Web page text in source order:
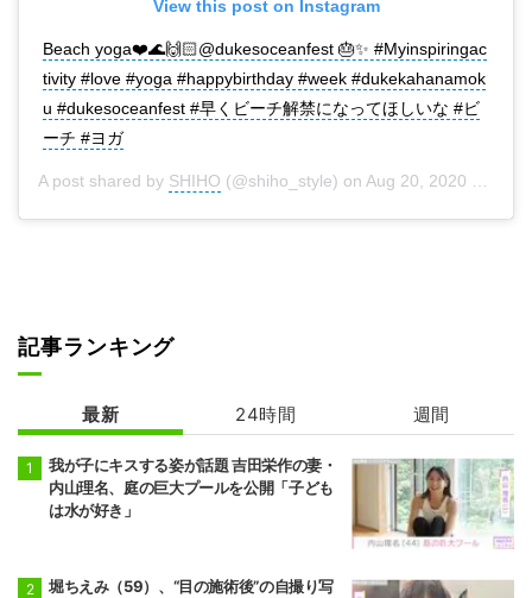
View this post on Instagram
Beach yoga❤️🌊🙌🏻@dukesoceanfest 🎂✨ #Myinspiringac
tivity #love #yoga #happybirthday #week #dukekahanamok
u #dukesoceanfest #早くビーチ解禁になってほしいな #ビ
ーチ #ヨガ
A post shared by SHIHO (@shiho_style) on Aug 20, 2020 at 7:10pm PDT
記事ランキング
最新 24時間 週間
我が子にキスする姿が話題 吉田栄作の妻・
内山理名、庭の巨大プールを公開「子ども
は水が好き」
堀ちえみ（59）、“目の施術後”の自撮り写